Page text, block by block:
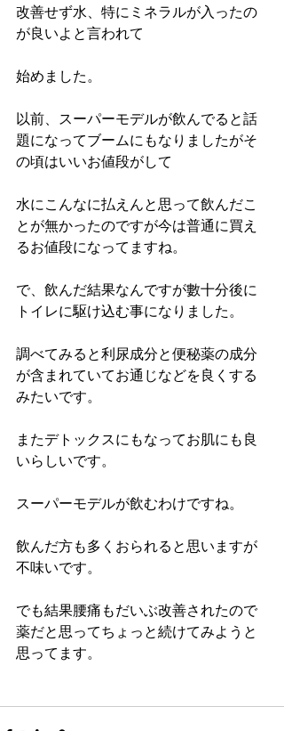
改善せず水、特にミネラルが入ったの
が良いよと言われて
始めました。
以前、スーパーモデルが飲んでると話
題になってブームにもなりましたがそ
の頃はいいお値段がして
水にこんなに払えんと思って飲んだこ
とが無かったのですが今は普通に買え
るお値段になってますね。
で、飲んだ結果なんですが數十分後に
トイレに駆け込む事になりました。
調べてみると利尿成分と便秘薬の成分
が含まれていてお通じなどを良くする
みたいです。
またデトックスにもなってお肌にも良
いらしいです。
スーパーモデルが飲むわけですね。
飲んだ方も多くおられると思いますが
不味いです。
でも結果腰痛もだいぶ改善されたので
薬だと思ってちょっと続けてみようと
思ってます。